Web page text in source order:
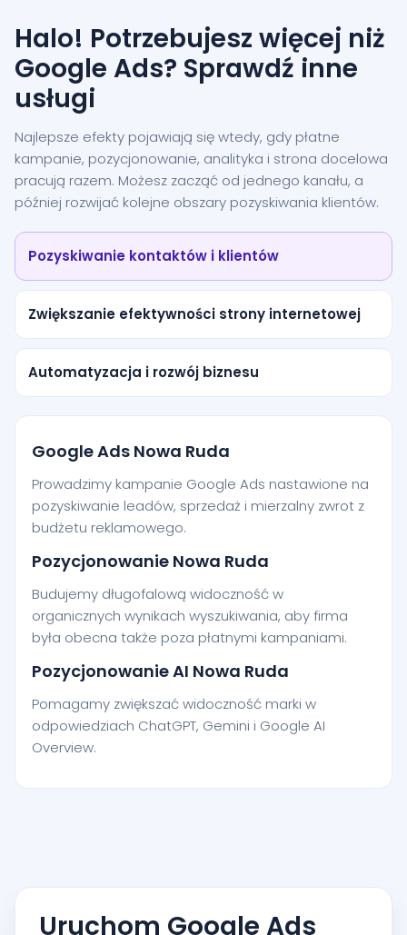
Halo! Potrzebujesz więcej niż
Google Ads? Sprawdź inne
usługi
Najlepsze efekty pojawiają się wtedy, gdy płatne
kampanie, pozycjonowanie, analityka i strona docelowa
pracują razem. Możesz zacząć od jednego kanału, a
później rozwijać kolejne obszary pozyskiwania klientów.
Pozyskiwanie kontaktów i klientów
Zwiększanie efektywności strony internetowej
Automatyzacja i rozwój biznesu
Google Ads Nowa Ruda
Prowadzimy kampanie Google Ads nastawione na
pozyskiwanie leadów, sprzedaż i mierzalny zwrot z
budżetu reklamowego.
Pozycjonowanie Nowa Ruda
Budujemy długofalową widoczność w
organicznych wynikach wyszukiwania, aby firma
była obecna także poza płatnymi kampaniami.
Pozycjonowanie AI Nowa Ruda
Pomagamy zwiększać widoczność marki w
odpowiedziach ChatGPT, Gemini i Google AI
Overview.
Uruchom Google Ads